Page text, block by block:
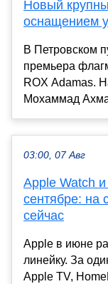
Новый
оснащением
В Петровском
премьера
ROX Adamas.
Мохаммад
03:00, 07 Авг
Apple Watch
сентябре: на
сейчас
Apple в июне
линейку. За
Apple TV,